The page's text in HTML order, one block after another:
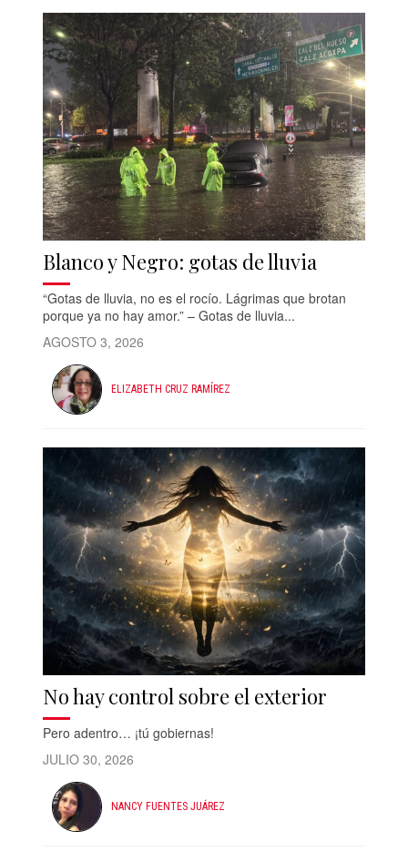
Blanco y Negro: gotas de lluvia
“Gotas de lluvia, no es el rocío. Lágrimas que brotan
porque ya no hay amor.” – Gotas de lluvia...
AGOSTO 3, 2026
ELIZABETH CRUZ RAMÍREZ
No hay control sobre el exterior
Pero adentro… ¡tú gobiernas!
JULIO 30, 2026
NANCY FUENTES JUÁREZ